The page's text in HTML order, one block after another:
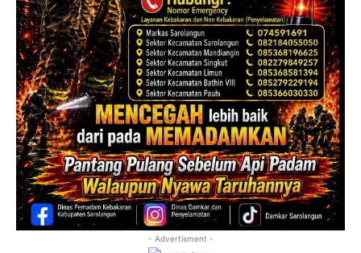
- Advertisment -